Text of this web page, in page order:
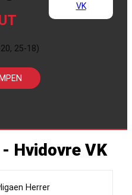
25-18)
Hvidovre VK
Herrer